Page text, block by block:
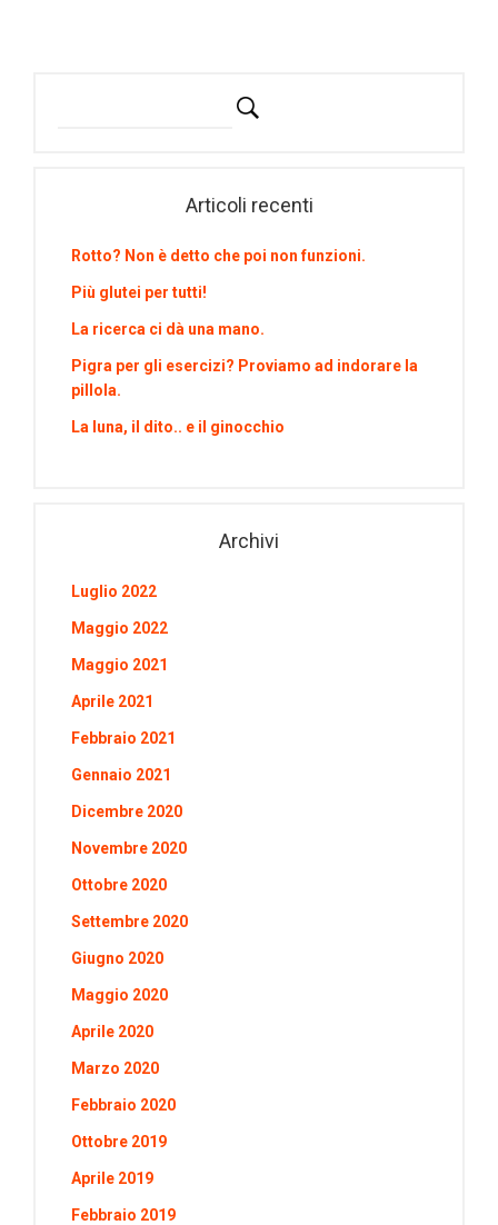
Articoli recenti
Rotto? Non è detto che poi non funzioni.
Più glutei per tutti!
La ricerca ci dà una mano.
Pigra per gli esercizi? Proviamo ad indorare la
pillola.
La luna, il dito.. e il ginocchio
Archivi
Luglio 2022
Maggio 2022
Maggio 2021
Aprile 2021
Febbraio 2021
Gennaio 2021
Dicembre 2020
Novembre 2020
Ottobre 2020
Settembre 2020
Giugno 2020
Maggio 2020
Aprile 2020
Marzo 2020
Febbraio 2020
Ottobre 2019
Aprile 2019
Febbraio 2019